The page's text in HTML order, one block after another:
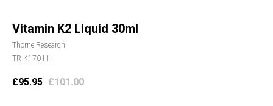
Vitamin K2 Liquid 30ml
Thorne Research
TR-K170-HI
£95.95 £101.00